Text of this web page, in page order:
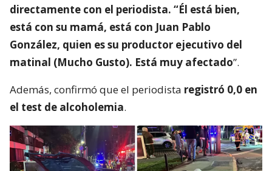
directamente con el periodista. “Él está bien,
está con su mamá, está con Juan Pablo
González, quien es su productor ejecutivo del
matinal (Mucho Gusto). Está muy afectado”.
Además, confirmó que el periodista registró 0,0 en
el test de alcoholemia.